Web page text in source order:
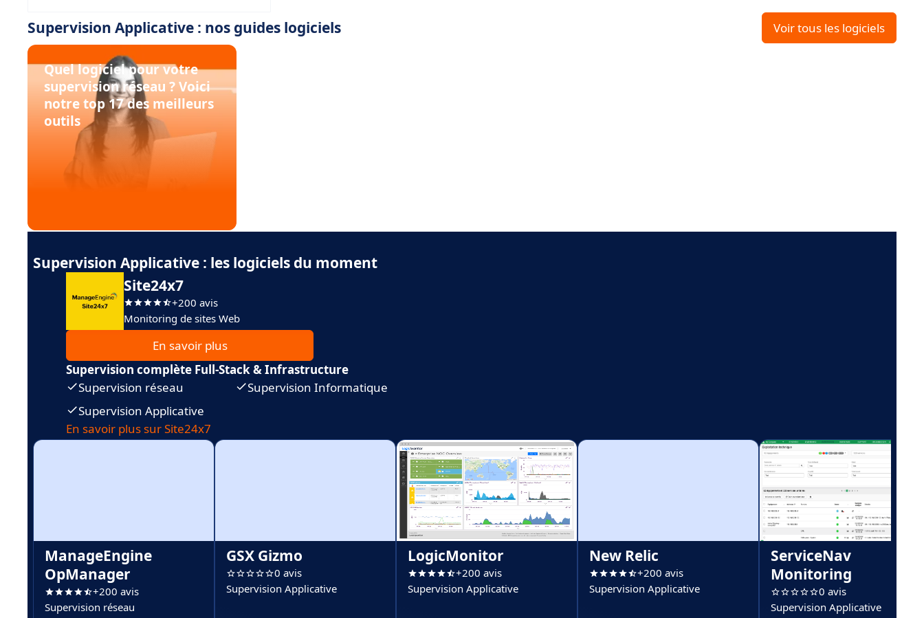
Supervision Applicative : nos guides logiciels Voir tous les logiciels
Quel logiciel pour votre
supervision réseau ? Voici
notre top 17 des meilleurs
outils
Supervision Applicative : les logiciels du moment
Site24x7
+200 avis
Monitoring de sites Web
En savoir plus
Supervision complète Full-Stack & Infrastructure
Supervision réseau
Supervision Informatique
Supervision Applicative
En savoir plus sur Site24x7
ManageEngine
OpManager
+200 avis
Supervision réseau
GSX Gizmo
0 avis
Supervision Applicative
LogicMonitor
+200 avis
Supervision Applicative
New Relic
+200 avis
Supervision Applicative
ServiceNav
Monitoring
0 avis
Supervision Applicative